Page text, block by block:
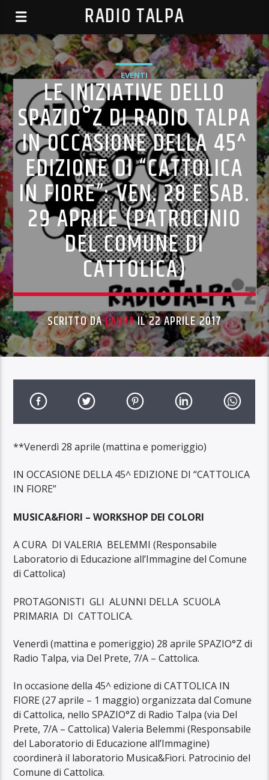
RADIO TALPA
EVENTI
LE INIZIATIVE DELLO
SPAZIO°Z DI RADIO TALPA
IN OCCASIONE DELLA 45^
EDIZIONE DI “CATTOLICA
IN FIORE”: VEN. 28 E SAB.
29 APRILE (PATROCINIO
DEL COMUNE DI
CATTOLICA)
SCRITTO DALAURAIL 22 APRILE 2017
**Venerdì 28 aprile (mattina e pomeriggio)
IN OCCASIONE DELLA 45^ EDIZIONE DI “CATTOLICA
IN FIORE”
MUSICA&FIORI – WORKSHOP DEI COLORI
A CURA DIVALERIA BELEMMI(Responsabile
Laboratorio di Educazione all’Immagine del Comune
di Cattolica)
PROTAGONISTI GLI ALUNNI DELLA SCUOLA
PRIMARIA DI CATTOLICA.
Venerdì (mattina e pomeriggio) 28 aprile SPAZIO°Z di
Radio Talpa, via Del Prete, 7/A – Cattolica.
In occasione della 45^ edizione di CATTOLICA IN
FIORE (27 aprile – 1 maggio) organizzata dal Comune
di Cattolica, nello SPAZIO°Z di Radio Talpa (via Del
Prete, 7/A – Cattolica) Valeria Belemmi (Responsabile
del Laboratorio di Educazione all’Immagine)
coordinerà il laboratorio Musica&Fiori. Patrocinio del
Comune di Cattolica.